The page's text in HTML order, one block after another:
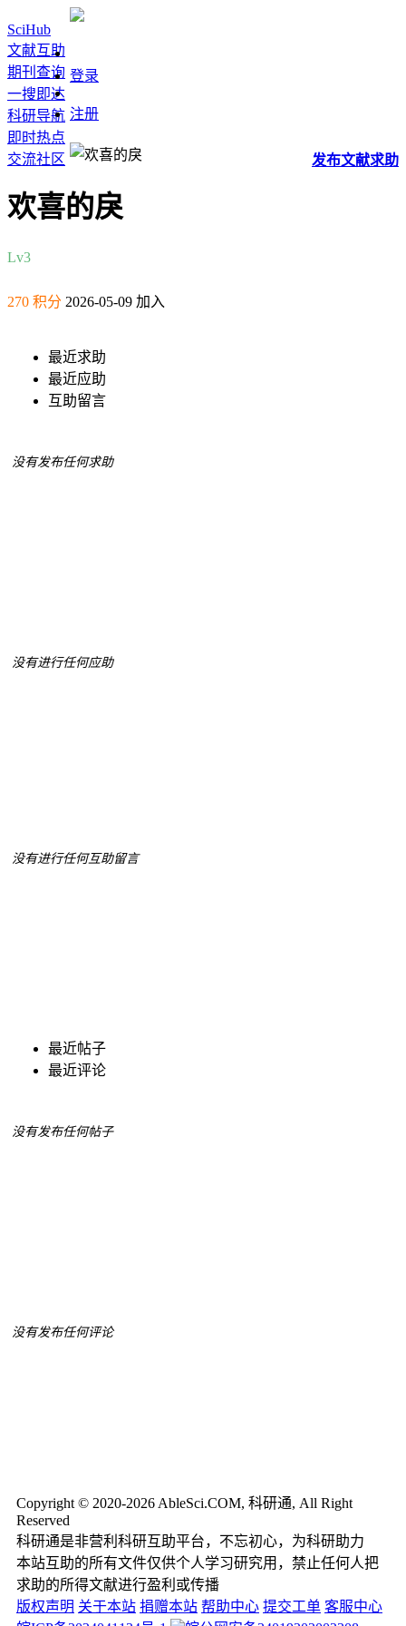
SciHub
文献互助
期刊查询
一搜即达
科研导航
即时热点
交流社区
登录
注册
发布文献求助
欢喜的戾
Lv3
270 积分 2026-05-09 加入
最近求助
最近应助
互助留言
没有发布任何求助
没有进行任何应助
没有进行任何互助留言
最近帖子
最近评论
没有发布任何帖子
没有发布任何评论
Copyright © 2020-2026 AbleSci.COM, 科研通, All Right
Reserved
科研通是非营利科研互助平台，不忘初心，为科研助力
本站互助的所有文件仅供个人学习研究用，禁止任何人把
求助的所得文献进行盈利或传播
版权声明 关于本站 捐赠本站 帮助中心 提交工单 客服中心